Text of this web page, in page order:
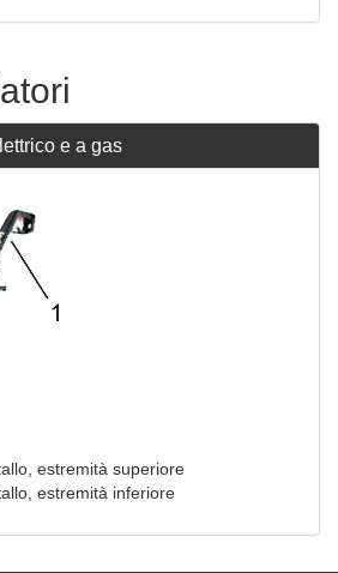
e a gas
estremità superiore
estremità inferiore